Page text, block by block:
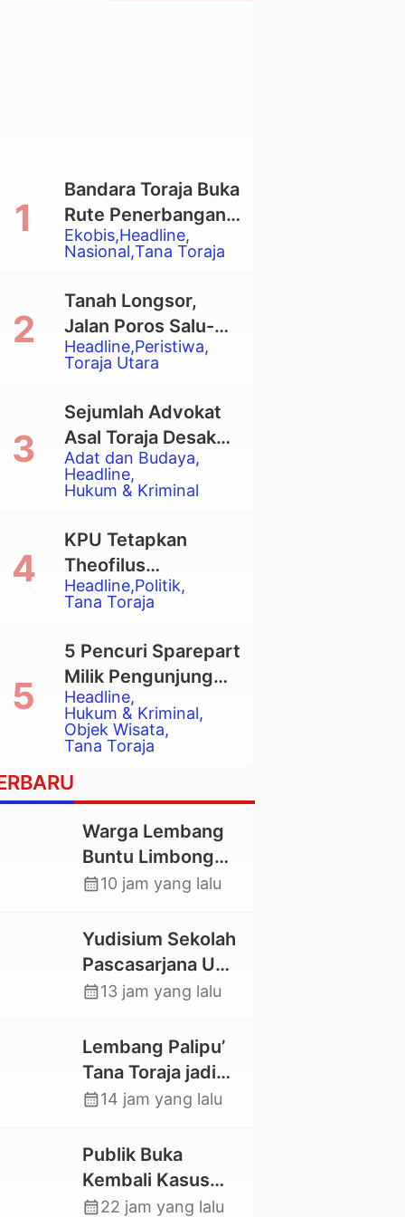
Ekobis Headline
Nasional Tana Toraja
Bandara Toraja Buka
Rute Penerbangan
Langsung Toraja-
Balikpapan
Headline Peristiwa
Toraja Utara
Tanah Longsor,
Jalan Poros Salu-
Dende’ Tertutup
Total
Adat dan Budaya
Headline
Hukum & Kriminal
Sejumlah Advokat
Asal Toraja Desak
Mahkamah Agung
Larang Penggunaan
Eksekusi Rumah
Adat Tongkonan
Headline Politik
Tana Toraja
KPU Tetapkan
Theofilus
Allorerung dan
Zadrak Tombe
sebagai Bupati dan
Wakil Bupati Tana
Toraja Terpilih
Headline
Hukum & Kriminal
Objek Wisata
Tana Toraja
5 Pencuri Sparepart
Milik Pengunjung
Objek Wisata
Pango-Pango
Ditangkap Polisi
Warga Lembang
Buntu Limbong
Gandasil,
Jalan Sepanjang
500 Meter
calendar_month10 jam yang lalu
Yudisium Sekolah
Pascasarjana UKI
Toraja Lahirkan 58
calendar_month13 jam yang lalu
Lembang Palipu’
Tana Toraja jadi
Percontohan
Sejahtera oleh
Kemensos
calendar_month14 jam yang lalu
Publik Buka
Kembali Kasus
Hilangnya Stoner,
calendar_month22 jam yang lalu